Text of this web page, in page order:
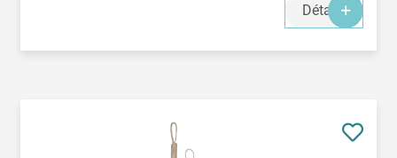
Détails